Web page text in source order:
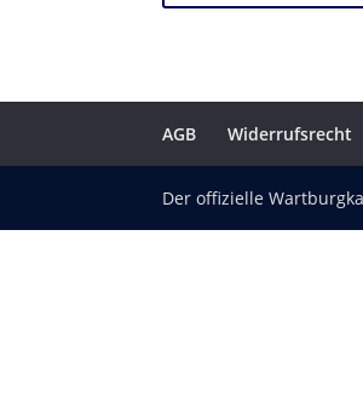
AGB Widerrufsrecht
Der offizielle